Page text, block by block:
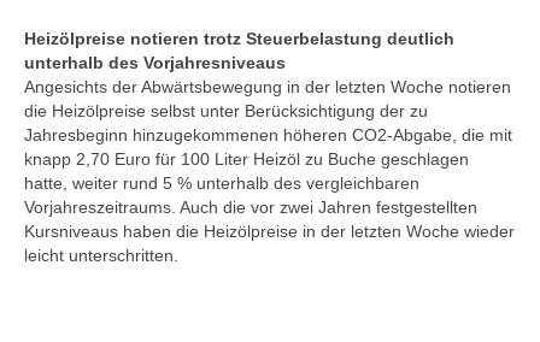
Heizölpreise notieren trotz Steuerbelastung deutlich
unterhalb des Vorjahresniveaus
Angesichts der Abwärtsbewegung in der letzten Woche notieren
die Heizölpreise selbst unter Berücksichtigung der zu
Jahresbeginn hinzugekommenen höheren CO2-Abgabe, die mit
knapp 2,70 Euro für 100 Liter Heizöl zu Buche geschlagen
hatte, weiter rund 5 % unterhalb des vergleichbaren
Vorjahreszeitraums. Auch die vor zwei Jahren festgestellten
Kursniveaus haben die Heizölpreise in der letzten Woche wieder
leicht unterschritten.